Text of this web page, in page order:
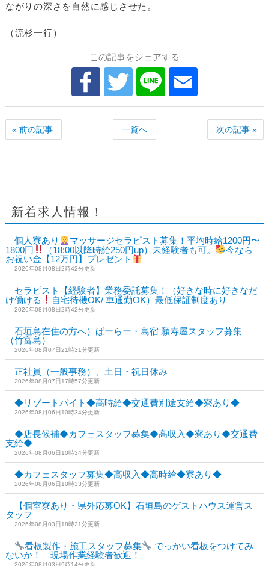
ながりの深さを自然に感じさせた。
（流杉一行）
この記事をシェアする
« 前の記事 一覧へ 次の記事 »
新着求人情報！
個人寮あり
マッサージセラピスト募集！平均時給1200円〜
1800円
（18:00以降時給250円up）未経験者も可。
今なら
お祝い金【12万円】プレゼント
2026年08月08日2時42分更新
セラピスト【経験者】業務委託募集！（好きな時に好きなだ
け働ける
自宅待機OK/ 車通勤OK）最低保証制度あり
2026年08月08日2時42分更新
石垣島在住の方へ）ぱーらー・島宿 願寿屋スタッフ募集
（竹富島）
2026年08月07日21時31分更新
正社員（一般事務）、土日・祝日休み
2026年08月07日17時57分更新
◆リゾートバイト◆高時給◆交通費別途支給◆寮あり◆
2026年08月06日10時34分更新
◆店長候補◆カフェスタッフ募集◆高収入◆寮あり◆交通費
支給◆
2026年08月06日10時34分更新
◆カフェスタッフ募集◆高収入◆高時給◆寮あり◆
2026年08月06日10時33分更新
【個室寮あり・県外応募OK】石垣島のゲストハウス運営ス
タッフ
2026年08月03日18時21分更新
看板製作・施工スタッフ募集
でっかい看板をつけてみ
ないか！ 現場作業経験者歓迎！